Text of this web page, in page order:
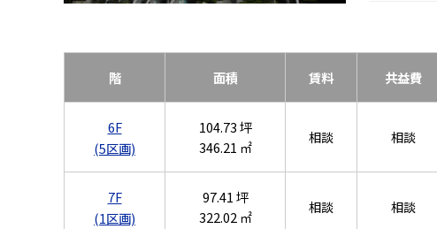
階 面積 賃料 共益費
6F
(5区画)
104.73 坪
346.21 ㎡
相談 相談
7F
(1区画)
97.41 坪
322.02 ㎡
相談 相談